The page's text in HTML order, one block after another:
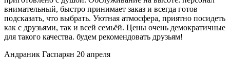
внимательный, быстро принимает заказ и всегда готов
подсказать, что выбрать. Уютная атмосфера, приятно посидеть
как с друзьями, так и всей семьёй. Цены очень демократичные
для такого качества. будем рекомендовать друзьям!
Андраник Гаспарян 20 апреля